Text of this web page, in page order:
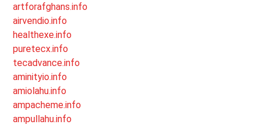
artforafghans.info
airvendio.info
healthexe.info
puretecx.info
tecadvance.info
aminityio.info
amiolahu.info
ampacheme.info
ampullahu.info